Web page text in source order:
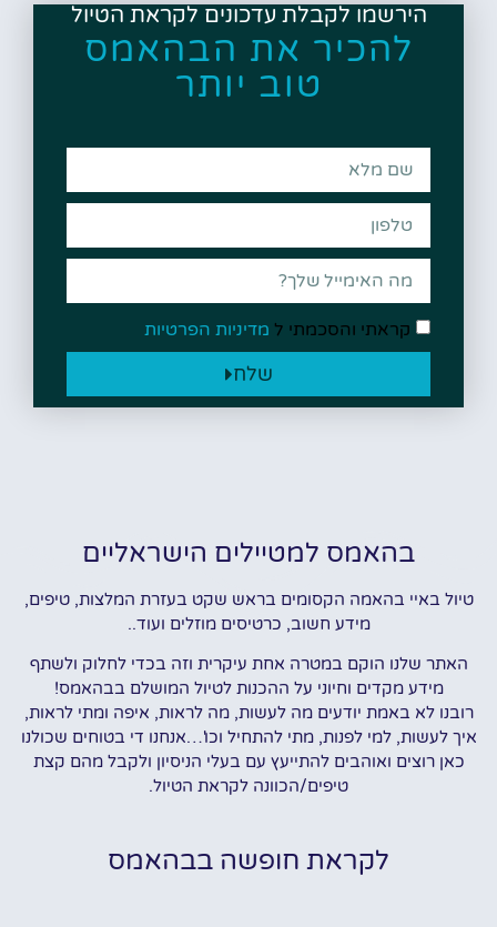
הירשמו לקבלת עדכונים לקראת הטיול
להכיר את הבהאמס
טוב יותר
קראתי והסכמתי ל מדיניות הפרטיות
שלח
בהאמס למטיילים הישראליים
טיול באיי בהאמה הקסומים בראש שקט בעזרת המלצות, טיפים,
מידע חשוב, כרטיסים מוזלים ועוד..
האתר שלנו הוקם במטרה אחת עיקרית וזה בכדי לחלוק ולשתף
מידע מקדים וחיוני על ההכנות לטיול המושלם בבהאמס!
רובנו לא באמת יודעים מה לעשות, מה לראות, איפה ומתי לראות,
איך לעשות, למי לפנות, מתי להתחיל וכו'…אנחנו די בטוחים שכולנו
כאן רוצים ואוהבים להתייעץ עם בעלי הניסיון ולקבל מהם קצת
טיפים/הכוונה לקראת הטיול.
לקראת חופשה בבהאמס